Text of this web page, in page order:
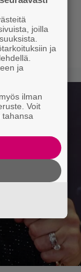
joilla
ja
ja
ilman
Voit